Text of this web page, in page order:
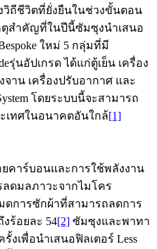
วิถีชีวิตที่ยั่งยืนในช่วงขั้นตอน
สำคัญที่ในปีนี้ซัมซุงนำเสนอ
ใหม่ 5 กลุ่มที่มี
รุ่นอัปเกรด ได้แก่ตู้เย็น เครื่อง
จาน เครื่องปรับอากาศ และ
โดยระบบนี้จะสามารถ
เทศในอนาคตอันใกล้[1]
คาร์บอนและการใช้พลังงาน
ดมลภาวะจากไมโคร
การซักผ้าที่สามารถลดการ
ร้อยละ 54[2] ซัมซุงและพาทา
เพื่อนำเสนอฟิลเตอร์ Less